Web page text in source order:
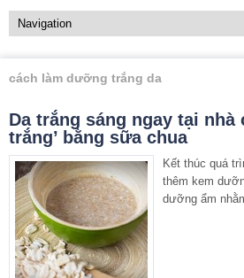
cách làm dưỡng trắng da
Da trắng sáng ngay tại nhà
trắng’ bằng sữa chua
Kết thúc quá
thêm kem
dưỡng ẩm